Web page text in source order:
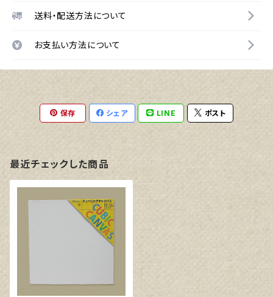
送料・配送方法について
お支払い方法について
保存 シェア LINE ポスト
最近チェックした商品